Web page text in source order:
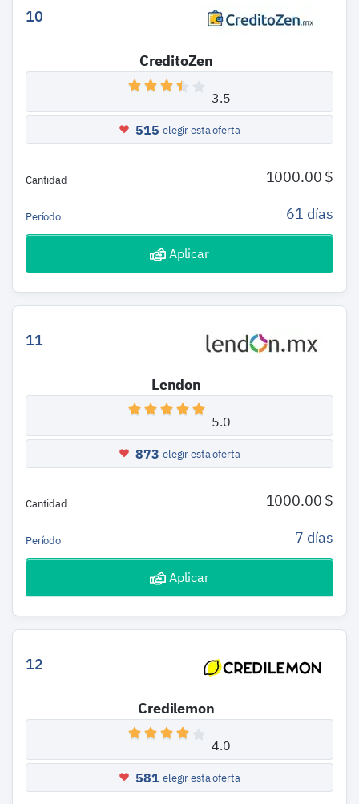
10
CreditoZen
3.5
515 elegir esta oferta
Cantidad 1000.00 $
Período 61 días
Aplicar
11
Lendon
5.0
873 elegir esta oferta
Cantidad 1000.00 $
Período 7 días
Aplicar
12
Credilemon
4.0
581 elegir esta oferta